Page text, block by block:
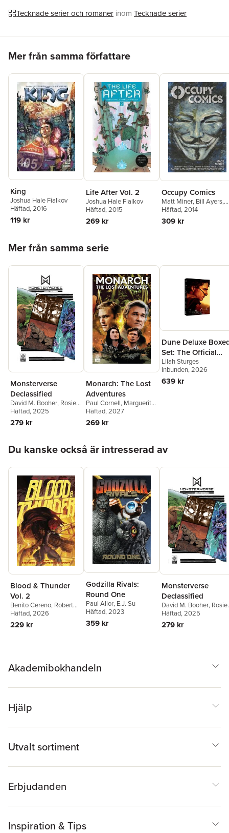
Tecknade serier och romaner inom Tecknade serier
Mer från samma författare
King
Joshua Hale Fialkov
Häftad, 2016
119 kr
Life After Vol. 2
Joshua Hale Fialkov
Häftad, 2015
269 kr
Occupy Comics
Matt Miner, Bill Ayers,
Joshua Dysart
Moore,J. M. DeMatteis
Art Spiegelman
Häftad, 2014
309 kr
Mer från samma serie
Monsterverse
Declassified
David M. Booher, Rosie
Knight,Daniel J. Park
Häftad, 2025
279 kr
Monarch: The Lost
Adventures
Paul Cornell, Marguerite
Bennett
Häftad, 2027
269 kr
Dune Deluxe
Set: The Official
Graphic Novel
Movie Adaptations
Lilah Sturges
Inbunden, 2026
639 kr
Du kanske också är intresserad av
Blood & Thunder
Vol. 2
Benito Cereno, Robert
Kirkman
Häftad, 2026
229 kr
Godzilla Rivals:
Round One
Paul Allor, E.J. Su
Häftad, 2023
359 kr
Monsterverse
Declassified
David M. Booher, Rosie
Knight,Daniel J. Park
Häftad, 2025
279 kr
Akademibokhandeln
Hjälp
Utvalt sortiment
Erbjudanden
Inspiration & Tips